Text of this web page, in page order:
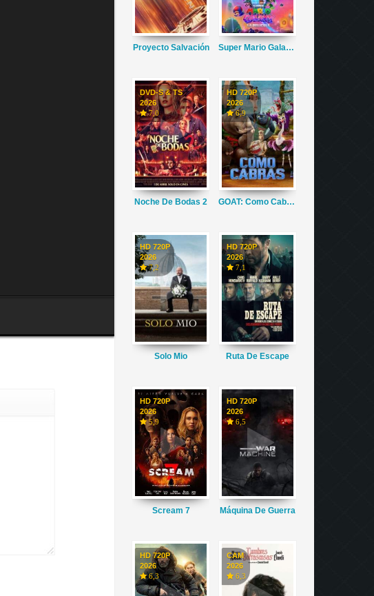
Proyecto Salvación Super Mario Galaxy La Película
DVD-S & TS
2026
7,0
Noche De Bodas 2
HD 720P
2026
6,9
GOAT: Como Cabras
HD 720P
2026
7,2
Solo Mio
HD 720P
2026
7,1
Ruta De Escape
HD 720P
2026
5,9
Scream 7
HD 720P
2026
6,5
Máquina De Guerra
HD 720P
2026
6,3
CAM
2026
6,3